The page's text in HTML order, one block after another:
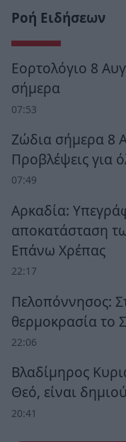
Ροή Ειδήσεων
Εορτολόγιο 8
σήμερα
07:53
Ζώδια σήμερα 8
Προβλέψεις για
07:49
Αρκαδία:
αποκατάσταση
Επάνω Χρέπας
22:17
Πελοπόννησος:
θερμοκρασία το
22:06
Βλαδίμηρος
Θεό, είναι
20:41